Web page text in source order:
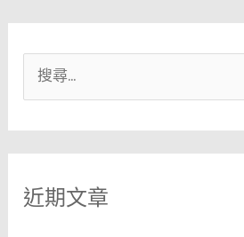
十
則：
即
使
醉，
尋
關
字
近期文章